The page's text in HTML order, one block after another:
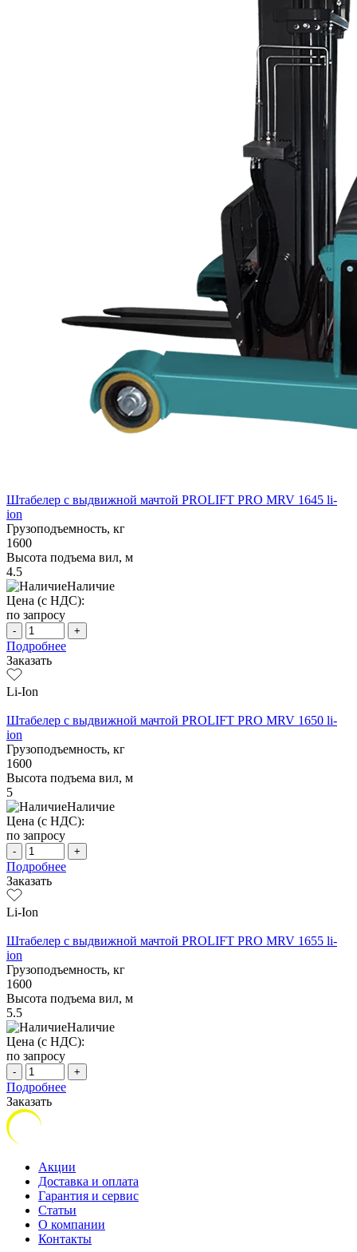
Штабелер с выдвижной мачтой PROLIFT PRO MRV 1645 li-
ion
Грузоподъемность, кг
1600
Высота подъема вил, м
4.5
Наличие
Цена (с НДС):
по запросу
- +
Подробнее
Заказать
Li-Ion
Штабелер с выдвижной мачтой PROLIFT PRO MRV 1650 li-
ion
Грузоподъемность, кг
1600
Высота подъема вил, м
5
Наличие
Цена (с НДС):
по запросу
- +
Подробнее
Заказать
Li-Ion
Штабелер с выдвижной мачтой PROLIFT PRO MRV 1655 li-
ion
Грузоподъемность, кг
1600
Высота подъема вил, м
5.5
Наличие
Цена (с НДС):
по запросу
- +
Подробнее
Заказать
Акции
Доставка и оплата
Гарантия и сервис
Статьи
О компании
Контакты